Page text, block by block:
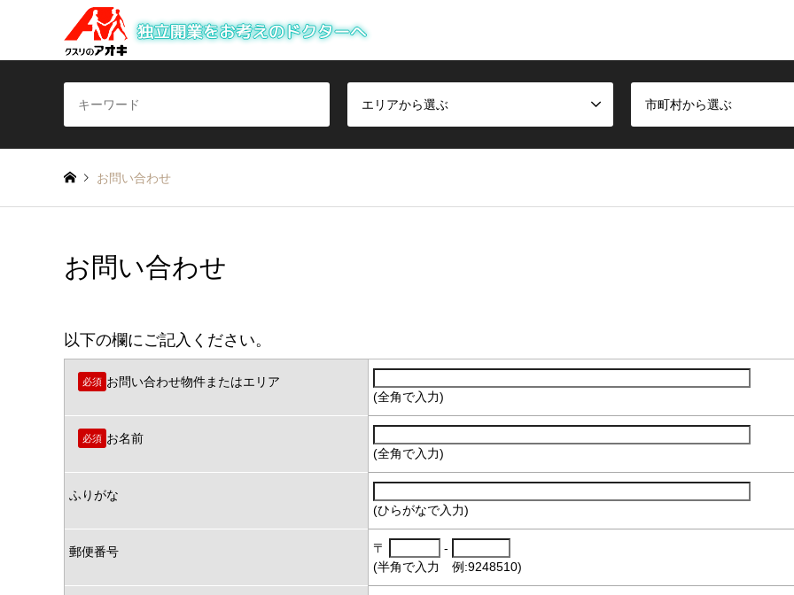
エリアから選ぶ 市町村から選ぶ
お問い合わせ
お問い合わせ
以下の欄にご記入ください。
必須 お問い合わせ物件またはエリア
(全角で入力)
必須 お名前
(全角で入力)
ふりがな
(ひらがなで入力)
郵便番号 〒
-
(半角で入力 例:9248510)